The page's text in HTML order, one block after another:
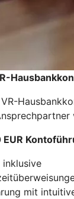
inklusive
mit